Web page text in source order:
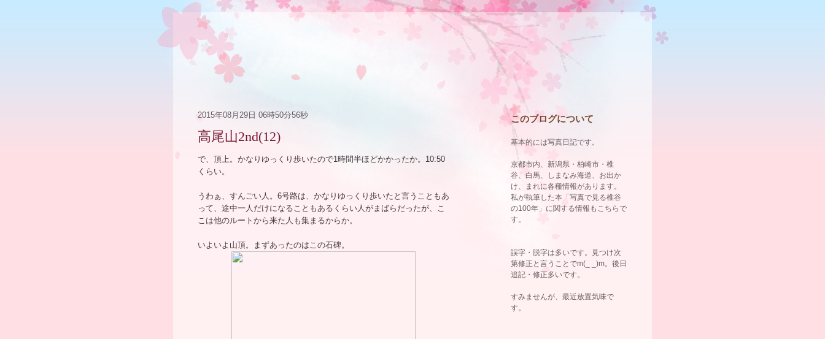
高尾山2nd(12)
2015年08月29日 06時50分56秒
で、頂上。かなりゆっくり歩いたので1時間半ほどかかったか。10:50
くらい。
うわぁ、すんごい人。6号路は、かなりゆっくり歩いたと言うこともあ
って、途中一人だけになることもあるくらい人がまばらだったが、こ
こは他のルートから来た人も集まるからか。
いよいよ山頂。まずあったのはこの石碑。
このブログについて
基本的には写真日記です。
京都市内、新潟県・柏崎市・椎
谷、白馬、しまなみ海道、お出か
け、まれに各種情報があります。
私が執筆した本「写真で見る椎谷
の100年」に関する情報もこちらで
す。
誤字・脱字は多いです。見つけ次
第修正と言うことでm(_ _)m。後日
追記・修正多いです。
すみませんが、最近放置気味で
す。